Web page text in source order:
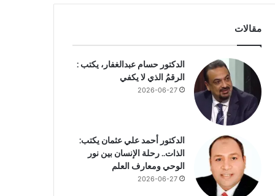
مقالات
الدكتور حسام عبدالغفار، يكتب :
الرقمُ الذي لا يكفي
2026-06-27
الدكتور أحمد علي عثمان يكتب:
الذات.. رحلة الإنسان بين نور
الوحي ومعارف العلم
2026-06-27